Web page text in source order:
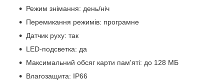
Режим знімання: день/ніч
Перемикання режимів: програмне
Датчик руху: так
LED-подсветка: да
Максимальний обсяг карти пам'яті: до 128 МБ
Влагозащита: IP66